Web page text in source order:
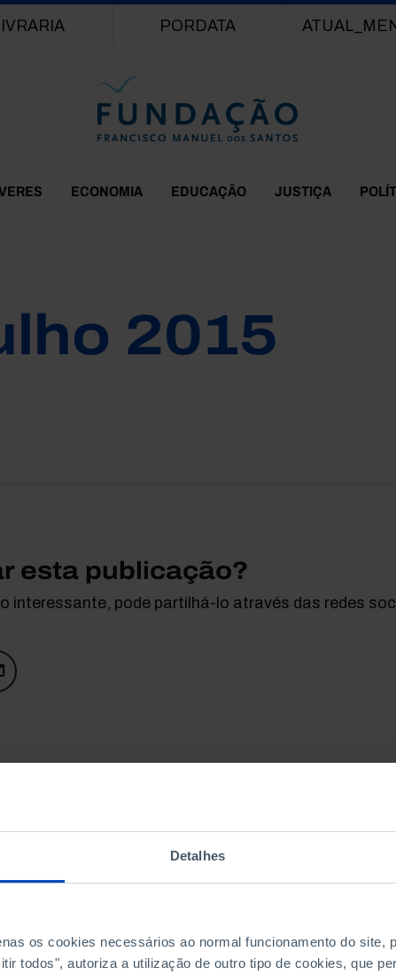
Detalhes
os cookies necessários ao normal funcionamento do site,
todos", autoriza a utilização de outro tipo de cookies, que
PORDATA
ECONOMIA EDUCAÇÃO JUSTIÇA
2015
esta publicação?
interessante, pode partilhá-lo através das redes